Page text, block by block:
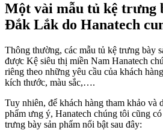
Một vài mẫu tủ kệ trưng
Đắk Lắk do Hanatech
Thông thường, các mẫu tủ kệ trưng bày
được Kệ siêu thị miền Nam Hanatech
riêng theo những yêu cầu của khách
kích thước, màu sắc,….
Tuy nhiên, để khách hàng tham khảo và
phẩm ưng ý, Hanatech chúng tôi cũng
trưng bày sản phẩm nổi bật sau đây: